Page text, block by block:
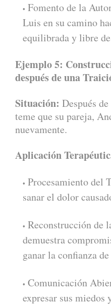
Fomento de la
Luis en su camino
equilibrada y libre
Ejemplo 5:
después de una
Situación: Después
teme que su pareja,
nuevamente.
Aplicación
Procesamiento del
sanar el dolor
Reconstrucción de
demuestra
ganar la confianza
Comunicación
expresar sus miedos